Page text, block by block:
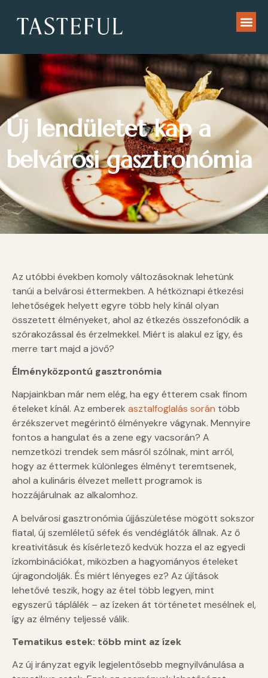
Új lendületet kap a
belvárosi gasztronómia
Az utóbbi években komoly változásoknak lehetünk
tanúi a belvárosi éttermekben. A hétköznapi étkezési
lehetőségek helyett egyre több hely kínál olyan
összetett élményeket, ahol az étkezés összefonódik a
szórakozással és érzelmekkel. Miért is alakul ez így, és
merre tart majd a jövő?
Élményközpontú gasztronómia
Napjainkban már nem elég, ha egy étterem csak finom
ételeket kínál. Az emberek asztalfoglalás során több
érzékszervet megérintő élményekre vágynak. Mennyire
fontos a hangulat és a zene egy vacsorán? A
nemzetközi trendek sem másról szólnak, mint arról,
hogy az éttermek különleges élményt teremtsenek,
ahol a kulináris élvezet mellett programok is
hozzájárulnak az alkalomhoz.
A belvárosi gasztronómia újjászületése mögött sokszor
fiatal, új szemléletű séfek és vendéglátók állnak. Az ő
kreativitásuk és kísérletező kedvük hozza el az egyedi
ízkombinációkat, miközben a hagyományos ételeket
újragondolják. És miért lényeges ez? Az újítások
lehetővé teszik, hogy az étel több legyen, mint
egyszerű táplálék – az ízeken át történetet mesélnek el,
így az élmény teljessé válik.
Tematikus estek: több mint az ízek
Az új irányzat egyik legjelentősebb megnyilvánulása a